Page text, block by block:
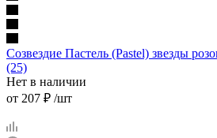
Созвездие Пастель (Pastel) звезды
(25)
Нет в наличии
от 207 ₽ /шт